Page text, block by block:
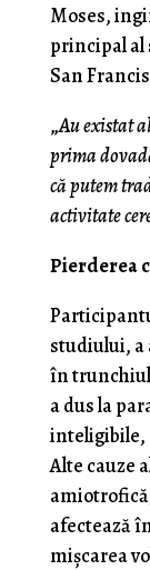
Moses,
principal
San
„Au existat
prima
că putem
activitate
Pierderea
studiului, a
în trunchiul
a dus la
inteligibile,
Alte cauze
afectează
mișcarea